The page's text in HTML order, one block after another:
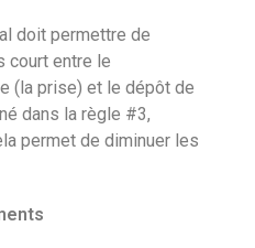
doit permettre de
court entre le
(la prise) et le dépôt de
dans la règle #3,
permet de diminuer les